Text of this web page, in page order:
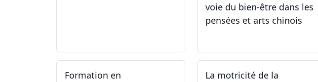
voie du bien-être dans les
pensées et arts chinois
Formation en
La motricité de la